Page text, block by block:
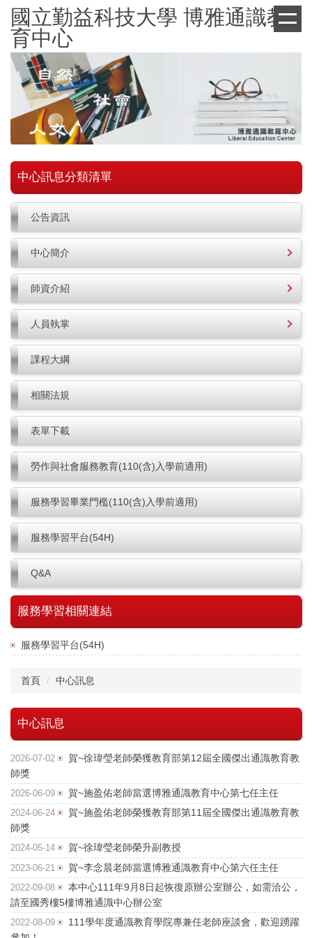
跳
到
主
要
內
國立勤益科技大學 博雅通識教
育中心
中心訊息分類清單
公告資訊
中心簡介
師資介紹
人員執掌
課程大綱
相關法規
表單下載
勞作與社會服務教育(110(含)入學前適用)
服務學習畢業門檻(110(含)入學前適用)
服務學習平台(54H)
Q&A
服務學習相關連結
服務學習平台(54H)
首頁 中心訊息
中心訊息
2026-07-02
賀~徐瑋瑩老師榮獲教育部第12屆全國傑出通識教育教
師獎
2026-06-09 賀~施盈佑老師當選博雅通識教育中心第七任主任
2024-06-24
賀~施盈佑老師榮獲教育部第11屆全國傑出通識教育教
師獎
2024-05-14 賀~徐瑋瑩老師榮升副教授
2023-06-21 賀~李念晨老師當選博雅通識教育中心第六任主任
2022-09-08
本中心111年9月8日起恢復原辦公室辦公，如需洽公，
請至國秀樓5樓博雅通識中心辦公室
2022-08-09
111學年度通識教育學院專兼任老師座談會，歡迎踴躍